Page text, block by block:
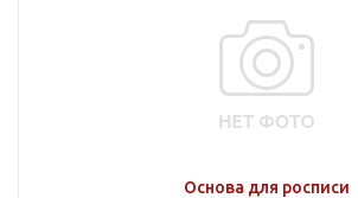
Основа для росписи